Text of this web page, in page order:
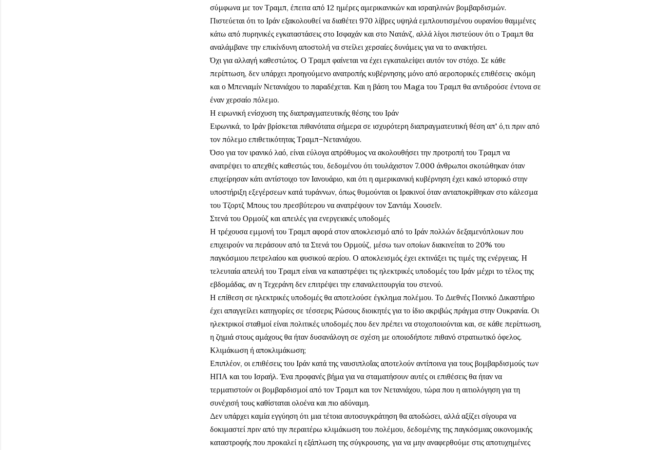
σύμφωνα με τον Τραμπ, έπειτα από 12 ημέρες αμερικανικών και ισραηλινών βομβαρδισμών.
Πιστεύεται ότι το Ιράν εξακολουθεί να διαθέτει 970 λίβρες υψηλά εμπλουτισμένου ουρανίου θαμμένες
κάτω από πυρηνικές εγκαταστάσεις στο Ισφαχάν και στο Νατάνζ, αλλά λίγοι πιστεύουν ότι ο Τραμπ θα
αναλάμβανε την επικίνδυνη αποστολή να στείλει χερσαίες δυνάμεις για να το ανακτήσει.
Όχι για αλλαγή καθεστώτος. Ο Τραμπ φαίνεται να έχει εγκαταλείψει αυτόν τον στόχο. Σε κάθε
περίπτωση, δεν υπάρχει προηγούμενο ανατροπής κυβέρνησης μόνο από αεροπορικές επιθέσεις· ακόμη
και ο Μπενιαμίν Νετανιάχου το παραδέχεται. Και η βάση του Maga του Τραμπ θα αντιδρούσε έντονα σε
έναν χερσαίο πόλεμο.
Η ειρωνική ενίσχυση της διαπραγματευτικής θέσης του Ιράν
Ειρωνικά, το Ιράν βρίσκεται πιθανότατα σήμερα σε ισχυρότερη διαπραγματευτική θέση απ' ό,τι πριν από
τον πόλεμο επιθετικότητας Τραμπ–Νετανιάχου.
Όσο για τον ιρανικό λαό, είναι εύλογα απρόθυμος να ακολουθήσει την προτροπή του Τραμπ να
ανατρέψει το απεχθές καθεστώς του, δεδομένου ότι τουλάχιστον 7.000 άνθρωποι σκοτώθηκαν όταν
επιχείρησαν κάτι αντίστοιχο τον Ιανουάριο, και ότι η αμερικανική κυβέρνηση έχει κακό ιστορικό στην
υποστήριξη εξεγέρσεων κατά τυράννων, όπως θυμούνται οι Ιρακινοί όταν ανταποκρίθηκαν στο κάλεσμα
του Τζορτζ Μπους του πρεσβύτερου να ανατρέψουν τον Σαντάμ Χουσεΐν.
Στενά του Ορμούζ και απειλές για ενεργειακές υποδομές
Η τρέχουσα εμμονή του Τραμπ αφορά στον αποκλεισμό από το Ιράν πολλών δεξαμενόπλοιων που
επιχειρούν να περάσουν από τα Στενά του Ορμούζ, μέσω των οποίων διακινείται το 20% του
παγκόσμιου πετρελαίου και φυσικού αερίου. Ο αποκλεισμός έχει εκτινάξει τις τιμές της ενέργειας. Η
τελευταία απειλή του Τραμπ είναι να καταστρέψει τις ηλεκτρικές υποδομές του Ιράν μέχρι το τέλος της
εβδομάδας, αν η Τεχεράνη δεν επιτρέψει την επαναλειτουργία του στενού.
Η επίθεση σε ηλεκτρικές υποδομές θα αποτελούσε έγκλημα πολέμου. Το Διεθνές Ποινικό Δικαστήριο
έχει απαγγείλει κατηγορίες σε τέσσερις Ρώσους διοικητές για το ίδιο ακριβώς πράγμα στην Ουκρανία. Οι
ηλεκτρικοί σταθμοί είναι πολιτικές υποδομές που δεν πρέπει να στοχοποιούνται και, σε κάθε περίπτωση,
η ζημιά στους αμάχους θα ήταν δυσανάλογη σε σχέση με οποιοδήποτε πιθανό στρατιωτικό όφελος.
Κλιμάκωση ή αποκλιμάκωση;
Επιπλέον, οι επιθέσεις του Ιράν κατά της ναυσιπλοΐας αποτελούν αντίποινα για τους βομβαρδισμούς των
ΗΠΑ και του Ισραήλ. Ένα προφανές βήμα για να σταματήσουν αυτές οι επιθέσεις θα ήταν να
τερματιστούν οι βομβαρδισμοί από τον Τραμπ και τον Νετανιάχου, τώρα που η αιτιολόγηση για τη
συνέχισή τους καθίσταται ολοένα και πιο αδύναμη.
Δεν υπάρχει καμία εγγύηση ότι μια τέτοια αυτοσυγκράτηση θα αποδώσει, αλλά αξίζει σίγουρα να
δοκιμαστεί πριν από την περαιτέρω κλιμάκωση του πολέμου, δεδομένης της παγκόσμιας οικονομικής
καταστροφής που προκαλεί η εξάπλωση της σύγκρουσης, για να μην αναφερθούμε στις αποτυχημένες